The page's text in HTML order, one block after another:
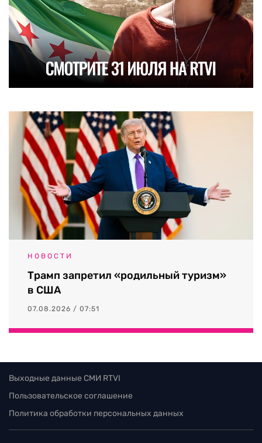
НОВОСТИ
Трамп запретил «родильный туризм»
в США
07.08.2026 / 07:51
Выходные данные СМИ RTVI
Пользовательское соглашение
Политика обработки персональных данных